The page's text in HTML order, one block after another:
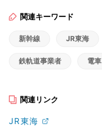
関連キーワード
新幹線 JR東海
鉄軌道事業者 電車
関連リンク
JR東海